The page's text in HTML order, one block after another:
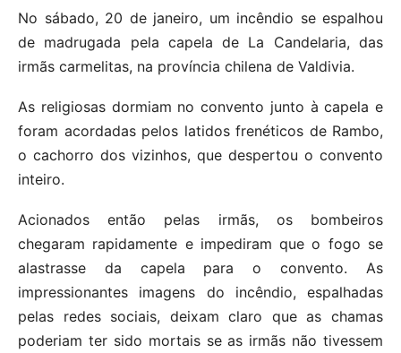
No sábado, 20 de janeiro, um incêndio se espalhou
de madrugada pela capela de La Candelaria, das
irmãs carmelitas, na província chilena de Valdivia.
As religiosas dormiam no convento junto à capela e
foram acordadas pelos latidos frenéticos de Rambo,
o cachorro dos vizinhos, que despertou o convento
inteiro.
Acionados então pelas irmãs, os bombeiros
chegaram rapidamente e impediram que o fogo se
alastrasse da capela para o convento. As
impressionantes imagens do incêndio, espalhadas
pelas redes sociais, deixam claro que as chamas
poderiam ter sido mortais se as irmãs não tivessem